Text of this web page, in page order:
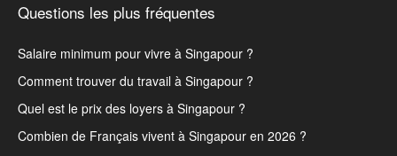
Questions les plus fréquentes
Salaire minimum pour vivre à Singapour ?
Comment trouver du travail à Singapour ?
Quel est le prix des loyers à Singapour ?
Combien de Français vivent à Singapour en 2026 ?